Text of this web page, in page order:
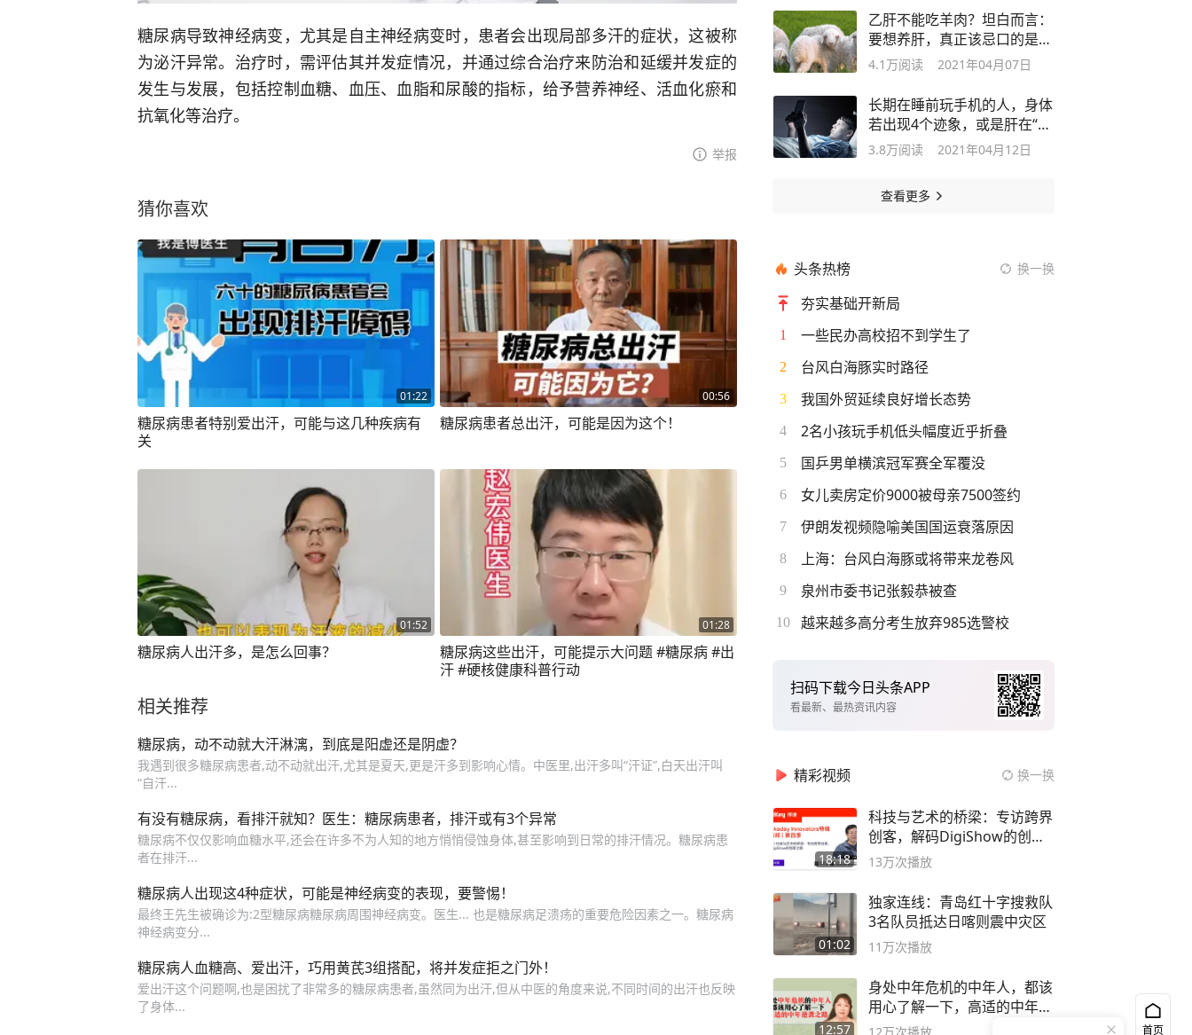
糖尿病导致神经病变，尤其是自主神经病变时，患者会出现局部多汗的症状，这被称
为泌汗异常。治疗时，需评估其并发症情况，并通过综合治疗来防治和延缓并发症的
发生与发展，包括控制血糖、血压、血脂和尿酸的指标，给予营养神经、活血化瘀和
抗氧化等治疗。
举报
猜你喜欢
01:22
糖尿病患者特别爱出汗，可能与这几种疾病有
关
00:56
糖尿病患者总出汗，可能是因为这个！
01:52
糖尿病人出汗多，是怎么回事？
01:28
糖尿病这些出汗，可能提示大问题 #糖尿病 #出
汗 #硬核健康科普行动
相关推荐
糖尿病，动不动就大汗淋漓，到底是阳虚还是阴虚？
我遇到很多糖尿病患者,动不动就出汗,尤其是夏天,更是汗多到影响心情。中医里,出汗多叫“汗证”,白天出汗叫
“自汗...
有没有糖尿病，看排汗就知？医生：糖尿病患者，排汗或有3个异常
糖尿病不仅仅影响血糖水平,还会在许多不为人知的地方悄悄侵蚀身体,甚至影响到日常的排汗情况。糖尿病患
者在排汗...
糖尿病人出现这4种症状，可能是神经病变的表现，要警惕！
最终王先生被确诊为:2型糖尿病糖尿病周围神经病变。医生... 也是糖尿病足溃疡的重要危险因素之一。糖尿病
神经病变分...
糖尿病人血糖高、爱出汗，巧用黄芪3组搭配，将并发症拒之门外！
爱出汗这个问题啊,也是困扰了非常多的糖尿病患者,虽然同为出汗,但从中医的角度来说,不同时间的出汗也反映
了身体...
乙肝不能吃羊肉？坦白而言：
要想养肝，真正该忌口的是这
四物
4.1万阅读 2021年04月07日
长期在睡前玩手机的人，身体
若出现4个迹象，或是肝在“求
救”
3.8万阅读 2021年04月12日
查看更多
头条热榜 换一换
夯实基础开新局
1 一些民办高校招不到学生了
2 台风白海豚实时路径
3 我国外贸延续良好增长态势
4 2名小孩玩手机低头幅度近乎折叠
5 国乒男单横滨冠军赛全军覆没
6 女儿卖房定价9000被母亲7500签约
7 伊朗发视频隐喻美国国运衰落原因
8 上海：台风白海豚或将带来龙卷风
9 泉州市委书记张毅恭被查
10 越来越多高分考生放弃985选警校
扫码下载今日头条APP
看最新、最热资讯内容
精彩视频 换一换
18:18
科技与艺术的桥梁：专访跨界
创客，解码DigiShow的创新
之路
13万次播放
01:02
独家连线：青岛红十字搜救队
3名队员抵达日喀则震中灾区
11万次播放
12:57
身处中年危机的中年人，都该
用心了解一下，高适的中年逆
袭之路
首页